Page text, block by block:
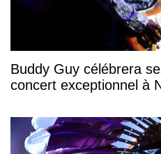
Buddy Guy célébrera
concert exceptionnel à